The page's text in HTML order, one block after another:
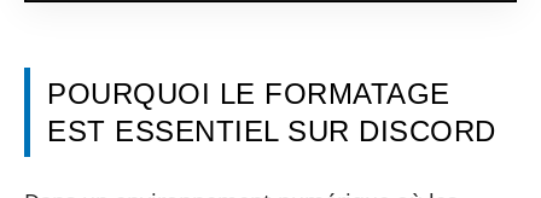
POURQUOI LE FORMATAGE
EST ESSENTIEL SUR DISCORD